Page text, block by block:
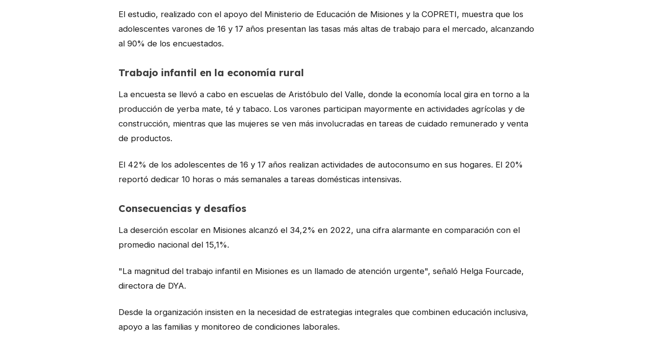
El estudio, realizado con el apoyo del Ministerio de Educación de Misiones y la COPRETI, muestra que los
adolescentes varones de 16 y 17 años presentan las tasas más altas de trabajo para el mercado, alcanzando
al 90% de los encuestados.
Trabajo infantil en la economía rural
La encuesta se llevó a cabo en escuelas de Aristóbulo del Valle, donde la economía local gira en torno a la
producción de yerba mate, té y tabaco. Los varones participan mayormente en actividades agrícolas y de
construcción, mientras que las mujeres se ven más involucradas en tareas de cuidado remunerado y venta
de productos.
El 42% de los adolescentes de 16 y 17 años realizan actividades de autoconsumo en sus hogares. El 20%
reportó dedicar 10 horas o más semanales a tareas domésticas intensivas.
Consecuencias y desafíos
La deserción escolar en Misiones alcanzó el 34,2% en 2022, una cifra alarmante en comparación con el
promedio nacional del 15,1%.
"La magnitud del trabajo infantil en Misiones es un llamado de atención urgente", señaló Helga Fourcade,
directora de DYA.
Desde la organización insisten en la necesidad de estrategias integrales que combinen educación inclusiva,
apoyo a las familias y monitoreo de condiciones laborales.